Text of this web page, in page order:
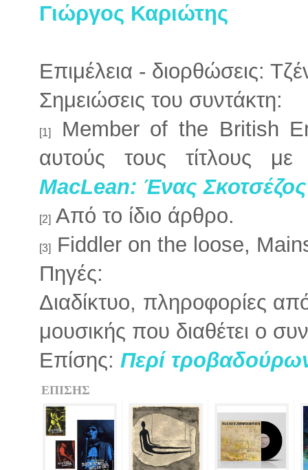
Γιώργος Καριώτης
Επιμέλεια - διορθώσεις:
Σημειώσεις του συντάκτη:
[1]
Member of the British
αυτούς τους τίτλους
MacLean: Ένας
[2] Από το ίδιο άρθρο.
[3]
Fiddler on the loose,
Πηγές:
Διαδίκτυο, πληροφορίες
μουσικής που διαθέτει ο
Επίσης: Περί
ΕΠΙΣΗΣ